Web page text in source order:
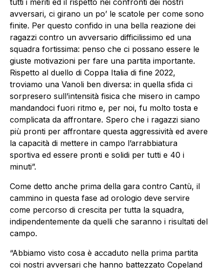
avversari, ci girano un po’ le scatole per come sono
finite. Per questo confido in una bella reazione dei
ragazzi contro un avversario difficilissimo ed una
squadra fortissima: penso che ci possano essere le
giuste motivazioni per fare una partita importante.
Rispetto al duello di Coppa Italia di fine 2022,
troviamo una Vanoli ben diversa: in quella sfida ci
sorpresero sull’intensità fisica che misero in campo
mandandoci fuori ritmo e, per noi, fu molto tosta e
complicata da affrontare. Spero che i ragazzi siano
più pronti per affrontare questa aggressività ed avere
la capacità di mettere in campo l’arrabbiatura
sportiva ed essere pronti e solidi per tutti e 40 i
minuti”.
Come detto anche prima della gara contro Cantù, il
cammino in questa fase ad orologio deve servire
come percorso di crescita per tutta la squadra,
indipendentemente da quelli che saranno i risultati del
campo.
“Abbiamo visto cosa è accaduto nella prima partita
coi nostri avversari che hanno battezzato Copeland